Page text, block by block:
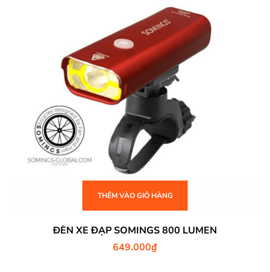
THÊM VÀO GIỎ HÀNG
ĐÈN XE ĐẠP SOMINGS 800 LUMEN
649.000₫